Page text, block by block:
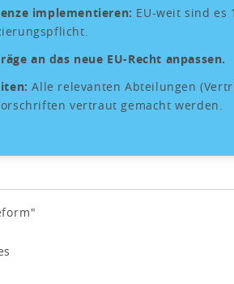
implementieren: EU-weit sind es
an das neue EU-Recht anpassen.
Alle relevanten Abteilungen
vertraut gemacht werden.